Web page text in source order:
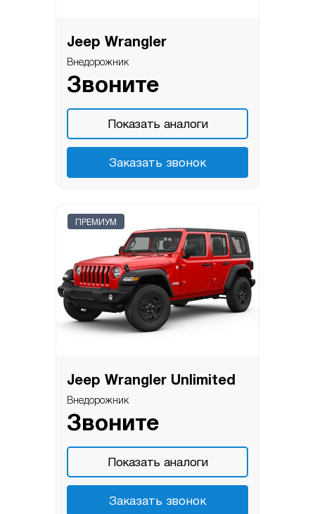
Jeep Wrangler
Внедорожник
Звоните
Показать аналоги
Заказать звонок
ПРЕМИУМ
Jeep Wrangler Unlimited
Внедорожник
Звоните
Показать аналоги
Заказать звонок